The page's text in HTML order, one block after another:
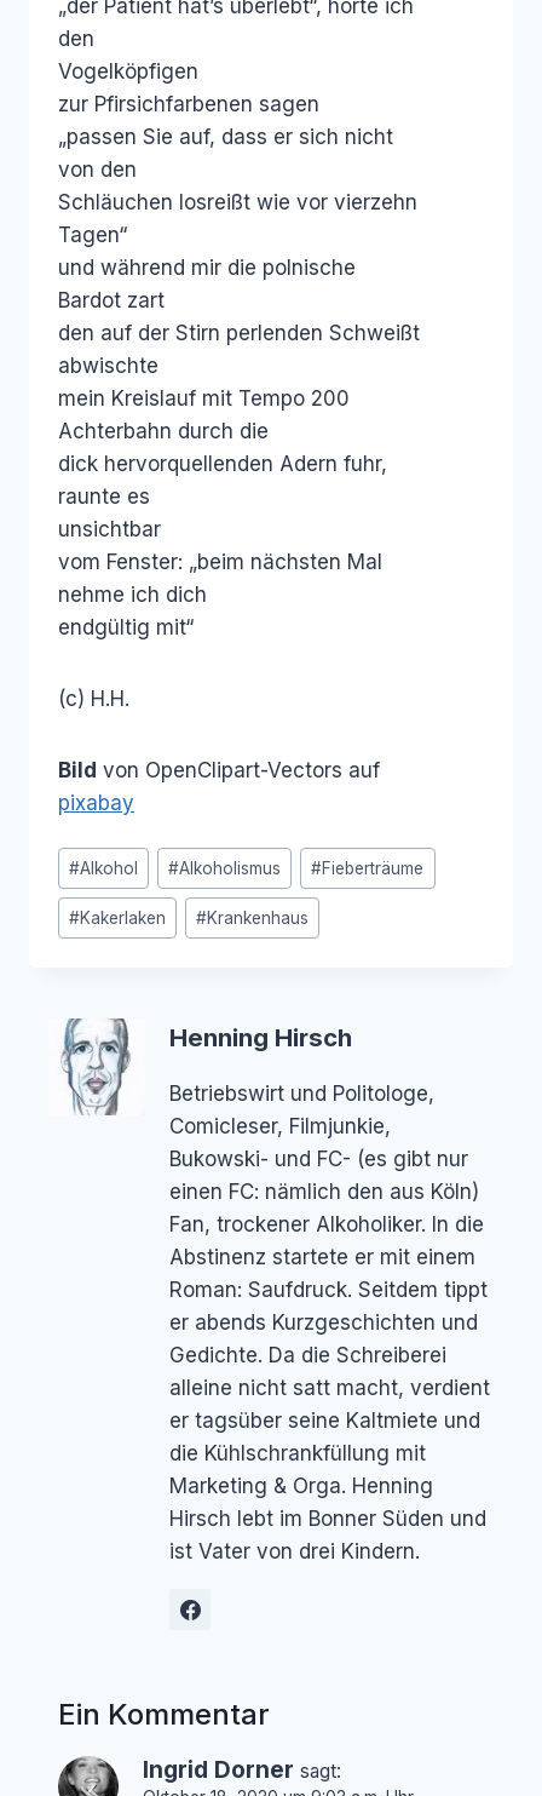
„der Patient hat’s überlebt“, hörte ich
den
Vogelköpfigen
zur Pfirsichfarbenen sagen
„passen Sie auf, dass er sich nicht
von den
Schläuchen losreißt wie vor vierzehn
Tagen“
und während mir die polnische
Bardot zart
den auf der Stirn perlenden Schweißt
abwischte
mein Kreislauf mit Tempo 200
Achterbahn durch die
dick hervorquellenden Adern fuhr,
raunte es
unsichtbar
vom Fenster: „beim nächsten Mal
nehme ich dich
endgültig mit“
(c) H.H.
Bild von OpenClipart-Vectors auf
pixabay
Schlagworte:
#Alkohol #Alkoholismus #Fieberträume
#Kakerlaken #Krankenhaus
Henning Hirsch
Betriebswirt und Politologe,
Comicleser, Filmjunkie,
Bukowski- und FC- (es gibt nur
einen FC: nämlich den aus Köln)
Fan, trockener Alkoholiker. In die
Abstinenz startete er mit einem
Roman: Saufdruck. Seitdem tippt
er abends Kurzgeschichten und
Gedichte. Da die Schreiberei
alleine nicht satt macht, verdient
er tagsüber seine Kaltmiete und
die Kühlschrankfüllung mit
Marketing & Orga. Henning
Hirsch lebt im Bonner Süden und
ist Vater von drei Kindern.
Ein Kommentar
Ingrid Dorner sagt: